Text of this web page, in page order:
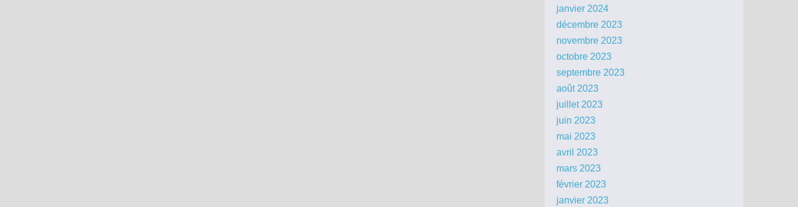
janvier 2024
décembre 2023
novembre 2023
octobre 2023
septembre 2023
août 2023
juillet 2023
juin 2023
mai 2023
avril 2023
mars 2023
février 2023
janvier 2023